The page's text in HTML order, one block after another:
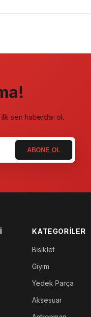
sen haberdar ol.
ABONE OL
KATEGORILER
Bisiklet
Giyim
Yedek Parça
Aksesuar